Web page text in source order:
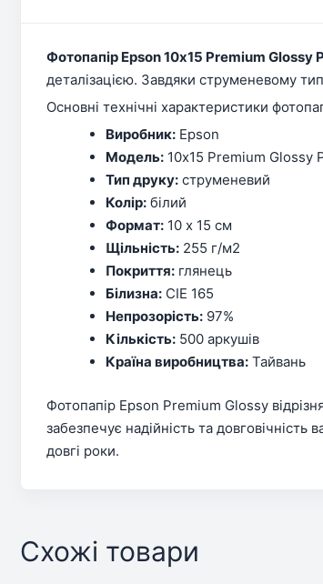
Фотопапір Epson 10х15 Premium Glossy
деталізацією. Завдяки струменевому
Основні технічні характеристики
Виробник: Epson
Модель: 10х15 Premium Glossy
Тип друку: струменевий
Колір: білий
Формат: 10 x 15 см
Щільність: 255 г/м2
Покриття: глянець
Білизна: CIE 165
Непрозорість: 97%
Кількість: 500 аркушів
Країна виробництва: Тайвань
Фотопапір Epson Premium Glossy
забезпечує надійність та
довгі роки.
Схожі товари